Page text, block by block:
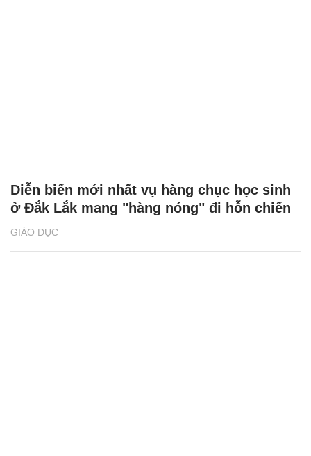
GIÁO DỤC
Diễn biến mới nhất vụ hàng chục học sinh
ở Đắk Lắk mang "hàng nóng" đi hỗn chiến